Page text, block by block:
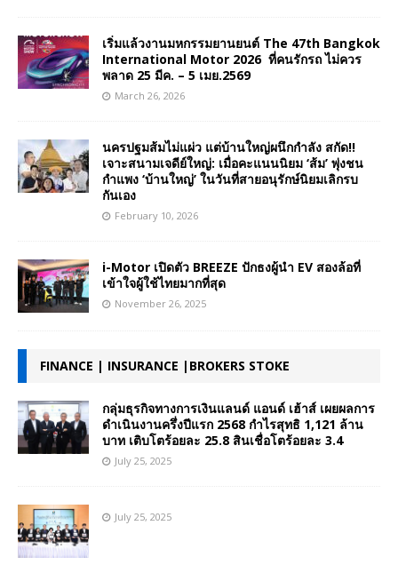
เริ่มแล้วงานมหกรรมยานยนต์ The 47th Bangkok
International Motor 2026 ที่คนรักรถ ไม่ควร
พลาด 25 มีค. – 5 เมย.2569
March 26, 2026
นครปฐมส้มไม่แผ่ว แต่บ้านใหญ่ผนึกกำลัง สกัด!!
เจาะสนามเจดีย์ใหญ่: เมื่อคะแนนนิยม ‘ส้ม’ พุ่งชน
กำแพง ‘บ้านใหญ่’ ในวันที่สายอนุรักษ์นิยมเลิกรบ
กันเอง
February 10, 2026
i-Motor เปิดตัว BREEZE ปักธงผู้นำ EV สองล้อที่
เข้าใจผู้ใช้ไทยมากที่สุด
November 26, 2025
FINANCE | INSURANCE |BROKERS STOKE
กลุ่มธุรกิจทางการเงินแลนด์ แอนด์ เฮ้าส์ เผยผลการ
ดำเนินงานครึ่งปีแรก 2568 กำไรสุทธิ 1,121 ล้าน
บาท เติบโตร้อยละ 25.8 สินเชื่อโตร้อยละ 3.4
July 25, 2025
July 25, 2025